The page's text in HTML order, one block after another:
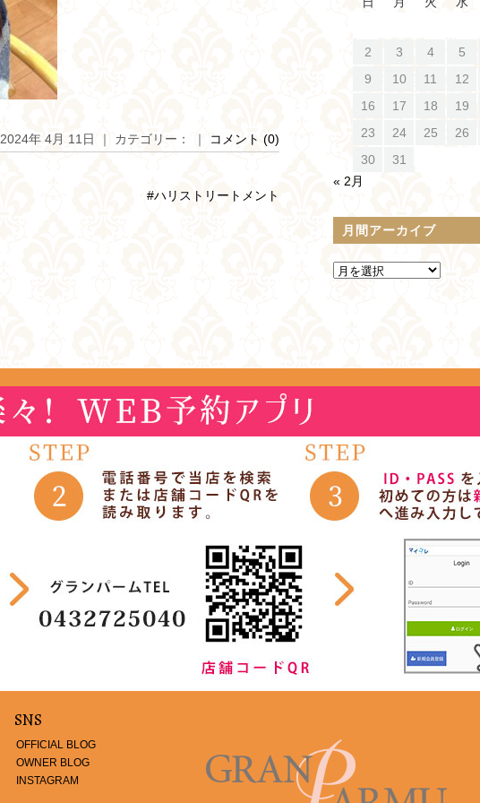
2024年 4月 11日 ｜ カテゴリー： ｜ コメント (0)
#ハリストリートメント
2
3 4 5
9
10 11 12
16
17 18 19
23
24 25 26
30
31
« 2月
月間アーカイブ
SNS
OFFICIAL BLOG
OWNER BLOG
INSTAGRAM